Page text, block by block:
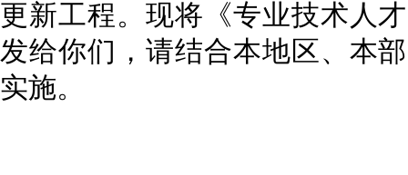
更新工程。现将《专业技术人
发给你们，请结合本地区、本
实施。